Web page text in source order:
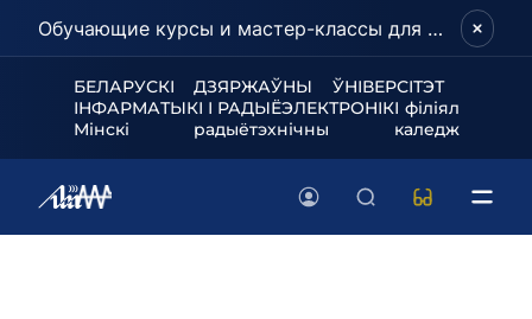
Обучающие курсы и мастер-классы для школьников и абитуриентов!
БЕЛАРУСКІ ДЗЯРЖАЎНЫ ЎНІВЕРСІТЭТ
ІНФАРМАТЫКІ І РАДЫЁЭЛЕКТРОНІКІ філіял
Мінскі радыётэхнічны каледж